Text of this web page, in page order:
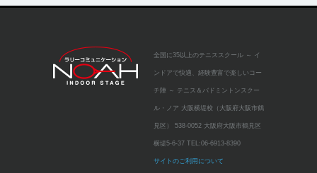
全国に35以上のテニススクール ～ イ
ンドアで快適、経験豊富で楽しいコー
チ陣 ～ テニス＆バドミントンスクー
ル・ノア 大阪横堤校（大阪府大阪市鶴
見区） 538-0052 大阪府大阪市鶴見区
横堤5-6-37 TEL:06-6913-8390
サイトのご利用について